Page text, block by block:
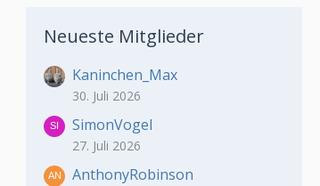
Neueste Mitglieder
Kaninchen_Max
30. Juli 2026
SimonVogel
27. Juli 2026
AnthonyRobinson